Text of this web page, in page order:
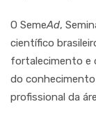
O SemeAd,
científico
fortalecimento e
do
profissional da